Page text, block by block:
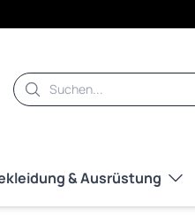
Suche
& Ausrüstung